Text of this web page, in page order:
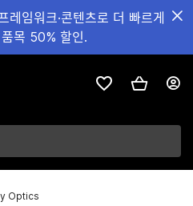
레임워크·콘텐츠로 더 빠르게
목 50% 할인.
Optics